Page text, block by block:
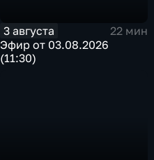
3 августа
22 мин
Эфир от 03.08.2026
(11:30)